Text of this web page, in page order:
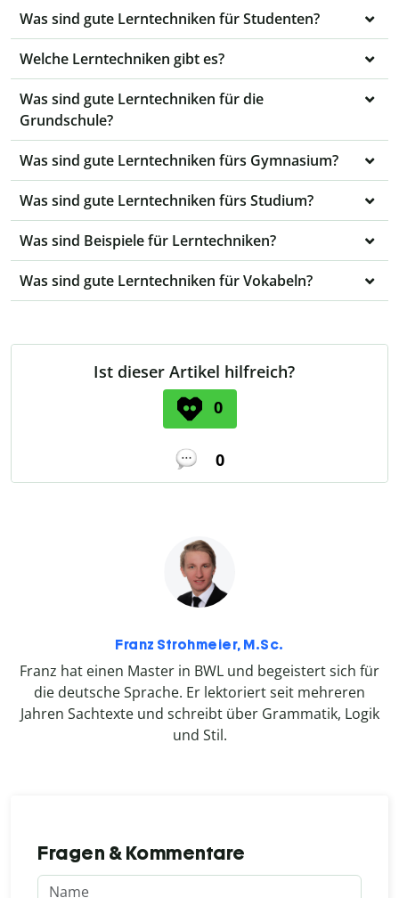
Was sind gute Lerntechniken für Studenten?
Welche Lerntechniken gibt es?
Was sind gute Lerntechniken für die
Grundschule?
Was sind gute Lerntechniken fürs Gymnasium?
Was sind gute Lerntechniken fürs Studium?
Was sind Beispiele für Lerntechniken?
Was sind gute Lerntechniken für Vokabeln?
Ist dieser Artikel hilfreich?
0
0
Franz Strohmeier, M.Sc.
Franz hat einen Master in BWL und begeistert sich für
die deutsche Sprache. Er lektoriert seit mehreren
Jahren Sachtexte und schreibt über Grammatik, Logik
und Stil.
Fragen & Kommentare